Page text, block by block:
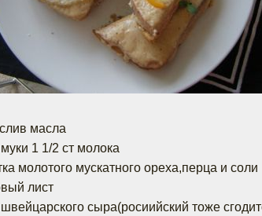
масла
1 1/2 ст молока
молотого мускатного ореха,перца и соли
лист
швейцарского сыра(росиийский тоже